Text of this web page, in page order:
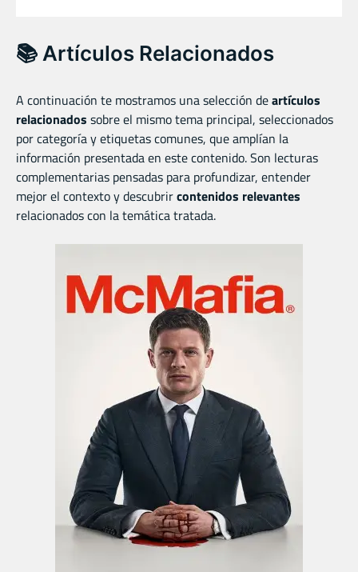
📚 Artículos Relacionados
A continuación te mostramos una selección deartículos
relacionados sobre el mismo tema principal, seleccionados
por categoría y etiquetas comunes, que amplían la
información presentada en este contenido. Son lecturas
complementarias pensadas para profundizar, entender
mejor el contexto y descubrircontenidos relevantes
relacionados con la temática tratada.